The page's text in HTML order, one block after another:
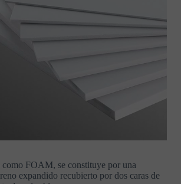
FOAM, se constituye por una
expandido recubierto por dos caras de